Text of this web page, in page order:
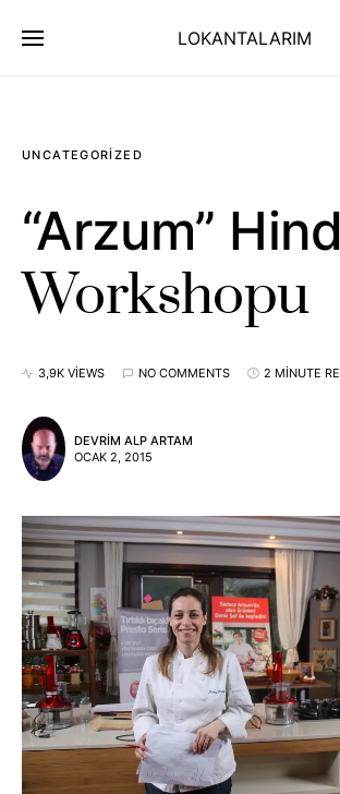
LOKANTALARIM
UNCATEGORIZED
“Arzum”
Workshopu
3,9K VIEWS NO COMMENTS 2 MINUTE
DEVRIM ALP ARTAM
OCAK 2, 2015